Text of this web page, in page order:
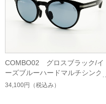
COMBO02 グロスブラック/イ
ーズブルーハードマルチシング
ルコート
34,100円 （税込み）